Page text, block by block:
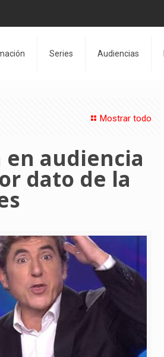
Series Audiencias
Mostrar todo
en audiencia
dato de la